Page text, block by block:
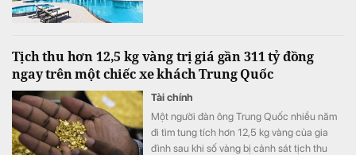
Tịch thu hơn 12,5 kg vàng trị giá gần 311 tỷ đồng
ngay trên một chiếc xe khách Trung Quốc
Tài chính
Một người đàn ông Trung Quốc nhiều năm
đi tìm tung tích hơn 12,5 kg vàng của gia
đình sau khi số vàng bị cảnh sát tịch thu